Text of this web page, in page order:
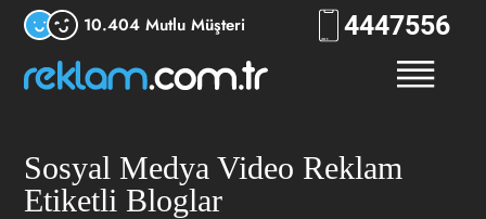
10.404 Mutlu Müşteri 4447556
Sosyal Medya Video Reklam
Etiketli Bloglar